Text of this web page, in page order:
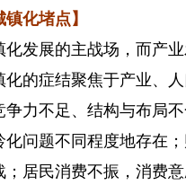
化堵点】
发展的主战场，而产业
的症结聚焦于产业、
力不足、结构与布局
问题不同程度地存在
居民消费不振，消费意